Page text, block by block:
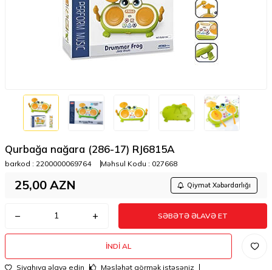
Qurbağa nağara (286-17) RJ6815A
barkod : 2200000069764 Məhsul Kodu : 027668
25,00 AZN Qiymət Xəbərdarlığı
SƏBƏTƏ ƏLAVƏ ET
İNDI AL
Siyahıya əlavə edin Məsləhət görmək istəsəniz